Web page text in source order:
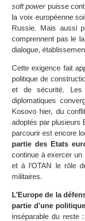
soft powerpuisse
la voix européenne
Russie. Mais aussi
comprennent pas le
dialogue,
Cette exigence fait
politique de
et de sécurité. Les
diplomatiques
Kosovo hier, du
adoptés par plusieurs
parcourir est encore
partie des Etats
continue à exercer un
et à l’OTAN le rôle
militaires.
L’Europe de la
partie d’une
inséparable du reste